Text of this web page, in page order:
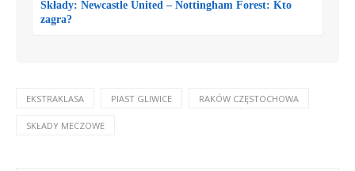
Składy: Newcastle United – Nottingham Forest: Kto
zagra?
EKSTRAKLASA PIAST GLIWICE RAKÓW CZĘSTOCHOWA
SKŁADY MECZOWE